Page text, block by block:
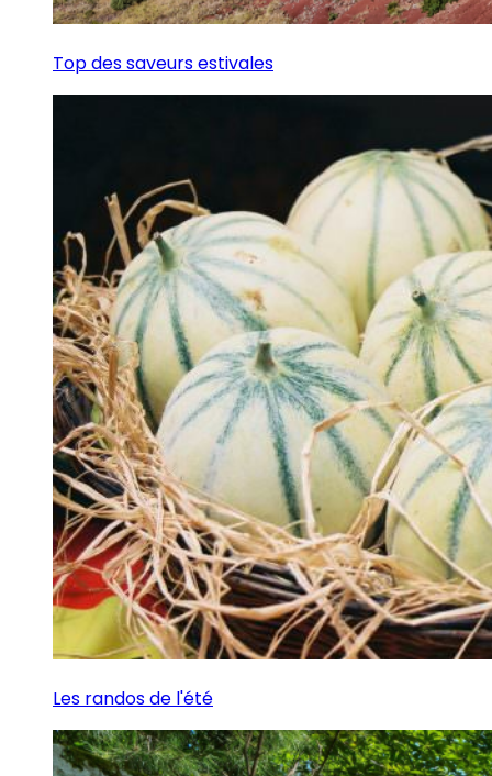
Top des saveurs estivales
Les randos de l'été